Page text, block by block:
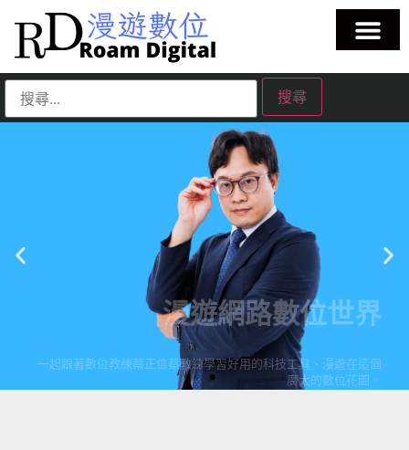
漫遊網路數位世界
一起跟著數位教練蔡正信蔡教練學習好用的科技工具、漫遊在這個
廣大的數位花園。
| 蘋果教學 | Evernote教學 | 筆記工具教學 | 雲端服務教學 | 生成式AI
點擊這裡